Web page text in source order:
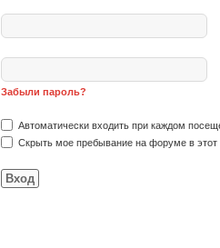
Забыли пароль?
Автоматически входить при каждом
Скрыть мое пребывание на форуме в этот